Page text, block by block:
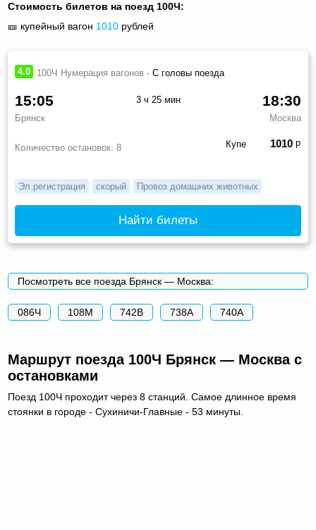
Стоимость билетов на поезд 100Ч:
🎫 купейный вагон 1010 рублей
4.0 100Ч Нумерация вагонов - С головы поезда
15:05
Брянск
18:30
Москва
3 ч 25 мин
Количество остановок: 8 Купе 1010р
Эл.регистрация скорый Провоз домашних животных
Найти билеты
Посмотреть все поезда Брянск — Москва:
086Ч 108М 742В 738А 740А
Маршрут поезда 100Ч Брянск — Москва с
остановками
Поезд 100Ч проходит через 8 станций. Самое длинное время
стоянки в городе - Сухиничи-Главные - 53 минуты.